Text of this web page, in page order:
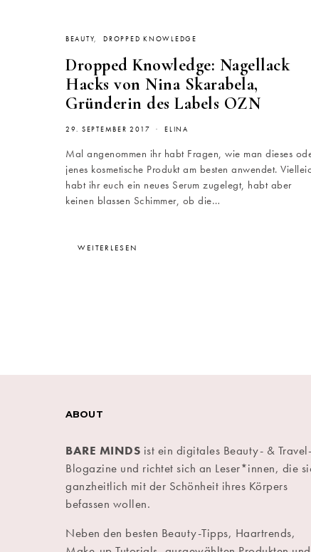
BEAUTY DROPPED KNOWLEDGE
Dropped Knowledge: Nagellack
Hacks von Nina Skarabela,
Gründerin des Labels OZN
29. SEPTEMBER 2017 ELINA
Mal angenommen ihr habt Fragen, wie man dieses
jenes kosmetische Produkt am besten anwendet.
habt ihr euch ein neues Serum zugelegt, habt aber
keinen blassen Schimmer, ob die…
WEITERLESEN
ABOUT
BARE MINDS ist ein digitales Beauty- & Travel-
Blogazine und richtet sich an Leser*innen, die
ganzheitlich mit der Schönheit ihres Körpers
befassen wollen.
Neben den besten Beauty-Tipps, Haartrends,